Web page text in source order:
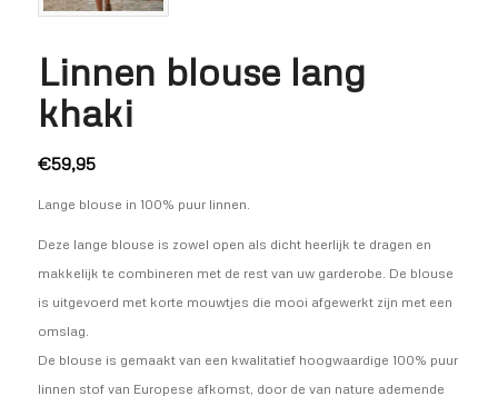
Linnen blouse lang
khaki
€59,95
Lange blouse in 100% puur linnen.
Deze lange blouse is zowel open als dicht heerlijk te dragen en
makkelijk te combineren met de rest van uw garderobe. De blouse
is uitgevoerd met korte mouwtjes die mooi afgewerkt zijn met een
omslag.
De blouse is gemaakt van een kwalitatief hoogwaardige 100% puur
linnen stof van Europese afkomst, door de van nature ademende